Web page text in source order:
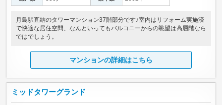
月島駅直結のタワーマンション37階部分です♪室内はリフォーム実施済
で快適な居住空間、なんといってもバルコニーからの眺望は高層階なら
ではでしょう。
マンションの詳細はこちら
ミッドタワーグランド